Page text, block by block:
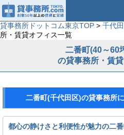
貸事務所ドットコム東京TOP > 千代
所・賃貸オフィス一覧
二番町(40～60
の貸事務所・賃
二番町(千代田区)の貸事務所
都心の静けさと利便性が魅力の二